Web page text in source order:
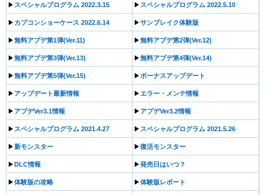
▶︎ スペシャルプログラム 2022.3.15 ▶︎ スペシャルプログラム 2022.5.10
▶︎ カプコンショーケース 2022.6.14 ▶︎サンブレイク体験版
▶︎無料アプデ第1弾(Ver.11) ▶︎無料アプデ第2弾(Ver.12)
▶︎無料アプデ第3弾(Ver.13) ▶︎無料アプデ第4弾(Ver.14)
▶︎無料アプデ第5弾(Ver.15) ▶︎ ボーナスアップデート
▶︎ アップデート最新情報 ▶︎ エラー・メンテ情報
▶︎ アプデVer3.1情報 ▶︎ アプデVer3.2情報
▶︎ スペシャルプログラム 2021.4.27 ▶︎ スペシャルプログラム 2021.5.26
▶︎新モンスター ▶︎復活モンスター
▶︎DLC情報 ▶︎発売日はいつ？
▶︎体験版の攻略 ▶︎体験版レポート